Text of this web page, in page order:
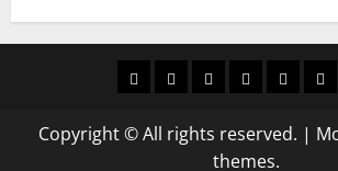
ราคาแนว
ราคา
ข่าว
นี้
ข่าว
ดูด
ที่
Copyright © All rights reserved. |
themes.